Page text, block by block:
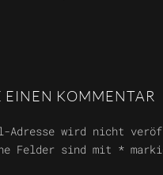
EINEN KOMMENTAR
Adresse wird nicht
Felder sind mit *